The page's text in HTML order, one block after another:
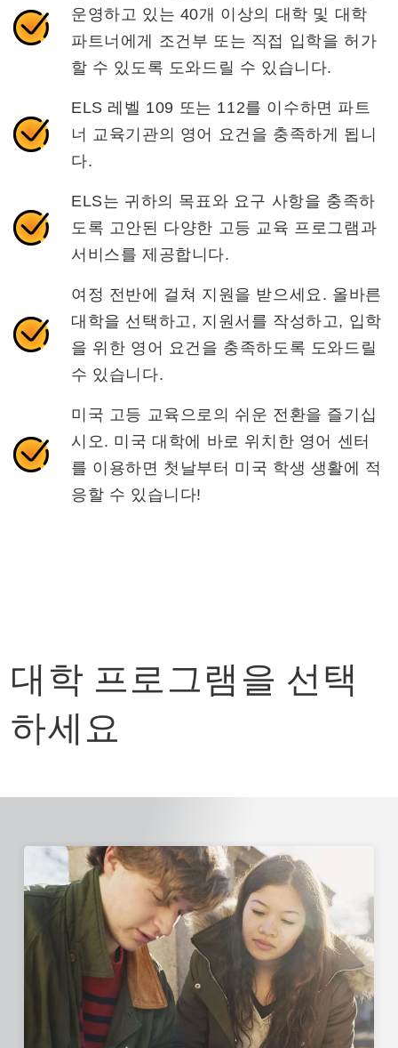
운영하고 있는 40개 이상의 대학 및 대학
파트너에게 조건부 또는 직접 입학을 허가
할 수 있도록 도와드릴 수 있습니다.
ELS 레벨 109 또는 112를 이수하면 파트
너 교육기관의 영어 요건을 충족하게 됩니
다.
ELS는 귀하의 목표와 요구 사항을 충족하
도록 고안된 다양한 고등 교육 프로그램과
서비스를 제공합니다.
여정 전반에 걸쳐 지원을 받으세요. 올바른
대학을 선택하고, 지원서를 작성하고, 입학
을 위한 영어 요건을 충족하도록 도와드릴
수 있습니다.
미국 고등 교육으로의 쉬운 전환을 즐기십
시오. 미국 대학에 바로 위치한 영어 센터
를 이용하면 첫날부터 미국 학생 생활에 적
응할 수 있습니다!
대학 프로그램을 선택
하세요